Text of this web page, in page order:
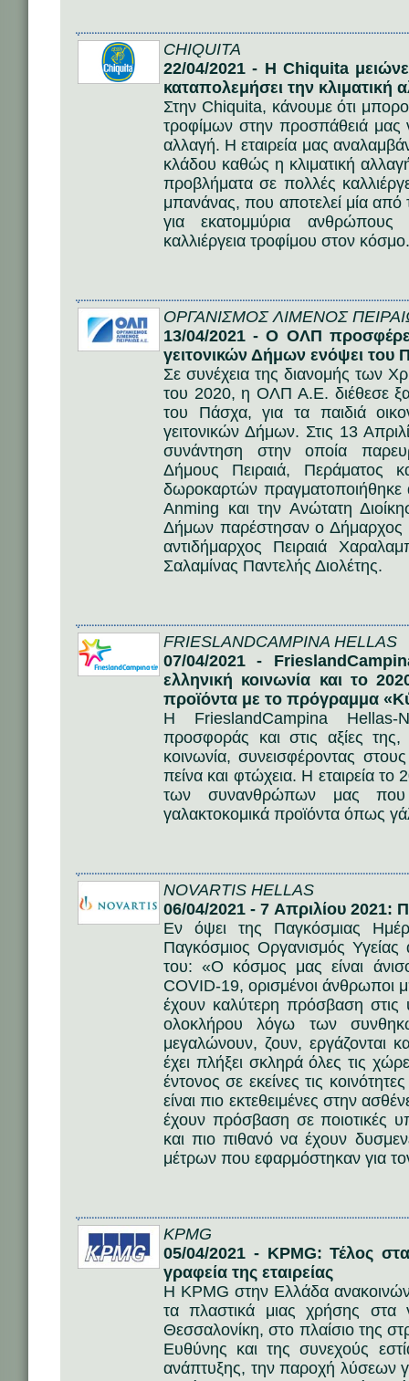
CHIQUITA
22/04/2021 - Η Chiquita
καταπολεμήσει την κλιματική
Στην Chiquita, κάνουμε ότι
τροφίμων στην προσπάθειά μας
αλλαγή. Η εταιρεία μας
κλάδου καθώς η κλιματική
προβλήματα σε πολλές
μπανάνας, που αποτελεί μία από
για εκατομμύρια ανθρώπους
καλλιέργεια τροφίμου στον κόσμο.
ΟΡΓΑΝΙΣΜΟΣ ΛΙΜΕΝΟΣ
13/04/2021 - Ο ΟΛΠ
γειτονικών Δήμων ενόψει του
Σε συνέχεια της διανομής των
του 2020, η ΟΛΠ Α.Ε. διέθεσε
του Πάσχα, για τα παιδιά
γειτονικών Δήμων. Στις 13
συνάντηση στην οποία
Δήμους Πειραιά, Περάματος
δωροκαρτών πραγματοποιήθηκε
Anming και την Ανώτατη
Δήμων παρέστησαν ο Δήμαρχος
αντιδήμαρχος Πειραιά
Σαλαμίνας Παντελής Διολέτης.
FRIESLANDCAMPINA HELLAS
07/04/2021 -
ελληνική κοινωνία και το
προϊόντα με το πρόγραμμα
Η FrieslandCampina
προσφοράς και στις αξίες
κοινωνία, συνεισφέροντας
πείνα και φτώχεια. Η εταιρεία
των συνανθρώπων μας που
γαλακτοκομικά προϊόντα όπως
NOVARTIS HELLAS
06/04/2021 - 7 Απριλίου 2021:
Εν όψει της Παγκόσμιας
Παγκόσμιος Οργανισμός Υγείας
του: «Ο κόσμος μας είναι
COVID-19, ορισμένοι άνθρωποι
έχουν καλύτερη πρόσβαση στις
ολοκλήρου λόγω των
μεγαλώνουν, ζουν, εργάζονται
έχει πλήξει σκληρά όλες τις
έντονος σε εκείνες τις
είναι πιο εκτεθειμένες στην
έχουν πρόσβαση σε ποιοτικές
και πιο πιθανό να έχουν
μέτρων που εφαρμόστηκαν για
KPMG
05/04/2021 - KPMG: Τέλος
γραφεία της εταιρείας
Η KPMG στην Ελλάδα
τα πλαστικά μιας χρήσης στα
Θεσσαλονίκη, στο πλαίσιο της
Ευθύνης και της συνεχούς
ανάπτυξης, την παροχή λύσεων